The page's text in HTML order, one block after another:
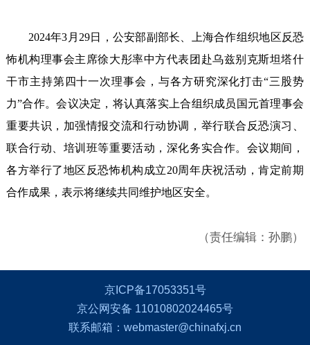
2024年3月29日，公安部副部长、上海合作组织地区反恐
怖机构理事会主席徐大彤率中方代表团赴乌兹别克斯坦塔什
干市主持第四十一次理事会，与各方研究深化打击“三股势
力”合作。会议决定，将认真落实上合组织成员国元首理事会
重要共识，加强情报交流和行动协调，举行联合反恐演习、
联合行动、培训班等重要活动，深化务实合作。会议期间，
各方举行了地区反恐怖机构成立20周年庆祝活动，肯定前期
合作成果，表示将继续共同维护地区安全。
（责任编辑：孙鹏）
京ICP备17053351号
京公网安备 11010802024465号
联系邮箱：webmaster@chinafxj.cn